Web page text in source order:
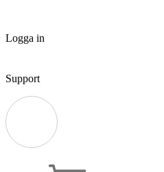
Logga in
Support